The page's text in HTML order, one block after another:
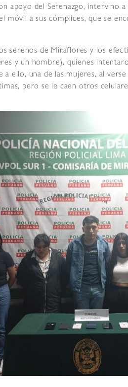
apoyo del Serenazgo, intervino
móvil a sus cómplices, que se
serenos de Miraflores y los
y un hombre), quienes
a ello, una de las mujeres, al
pero se le caen otros